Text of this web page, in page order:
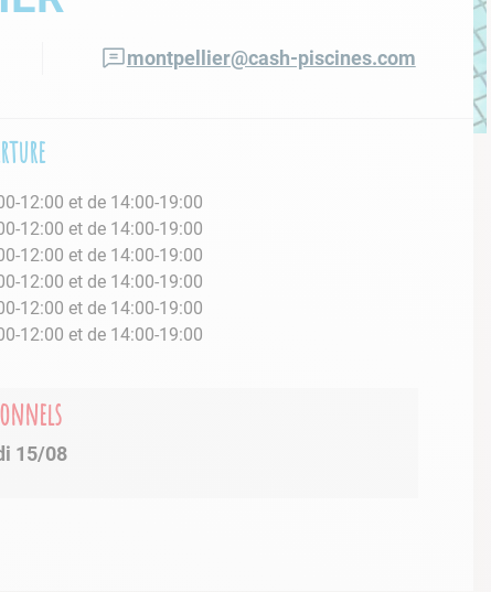
montpellier@cash-piscines.com
12:00 et de 14:00-19:00
12:00 et de 14:00-19:00
12:00 et de 14:00-19:00
12:00 et de 14:00-19:00
12:00 et de 14:00-19:00
12:00 et de 14:00-19:00
15/08